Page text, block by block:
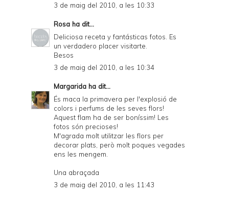
3 de maig del 2010, a les 10:33
Rosa ha dit...
Deliciosa receta y fantásticas fotos. Es
un verdadero placer visitarte.
Besos
3 de maig del 2010, a les 10:34
Margarida ha dit...
És maca la primavera per l'explosió de
colors i perfums de les seves flors!
Aquest flam ha de ser boníssim! Les
fotos són precioses!
M'agrada molt utilitzar les flors per
decorar plats, però molt poques vegades
ens les mengem.
Una abraçada
3 de maig del 2010, a les 11:43